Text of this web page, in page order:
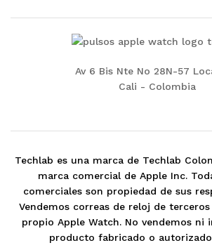
Av 6 Bis Nte No 28N-57
Cali - Colombia
Techlab es una marca de Techlab
marca comercial de Apple Inc.
comerciales son propiedad de sus
Vendemos correas de reloj de
propio Apple Watch. No vendemos ni
producto fabricado o